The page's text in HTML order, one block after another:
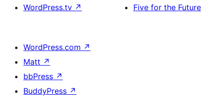
WordPress.tv ↗
Five for the Future
WordPress.com ↗
Matt ↗
bbPress ↗
BuddyPress ↗